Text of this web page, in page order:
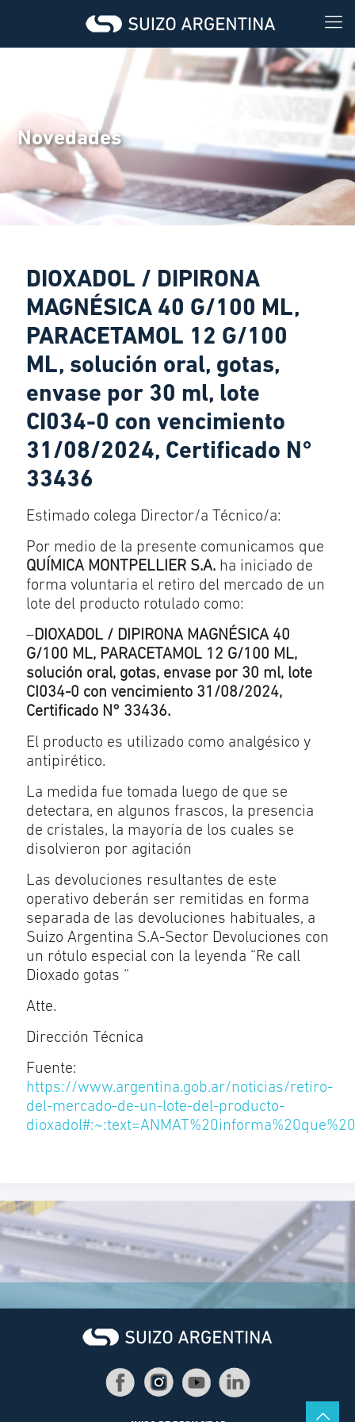
Novedades
DIOXADOL / DIPIRONA
MAGNÉSICA 40 G/100 ML,
PARACETAMOL 12 G/100
ML, solución oral, gotas,
envase por 30 ml, lote
CI034-0 con vencimiento
31/08/2024, Certificado N°
33436
Estimado colega Director/a Técnico/a:
Por medio de la presente comunicamos que
QUÍMICA MONTPELLIER S.A. ha iniciado de
forma voluntaria el retiro del mercado de un
lote del producto rotulado como:
–DIOXADOL / DIPIRONA MAGNÉSICA 40
G/100 ML, PARACETAMOL 12 G/100 ML,
solución oral, gotas, envase por 30 ml, lote
CI034-0 con vencimiento 31/08/2024,
Certificado N° 33436.
El producto es utilizado como analgésico y
antipirético.
La medida fue tomada luego de que se
detectara, en algunos frascos, la presencia
de cristales, la mayoría de los cuales se
disolvieron por agitación
Las devoluciones resultantes de este
operativo deberán ser remitidas en forma
separada de las devoluciones habituales, a
Suizo Argentina S.A-Sector Devoluciones con
un rótulo especial con la leyenda “Re call
Dioxado gotas “
Atte.
Dirección Técnica
Fuente:
https://www.argentina.gob.ar/noticias/retiro-
del-mercado-de-un-lote-del-producto-